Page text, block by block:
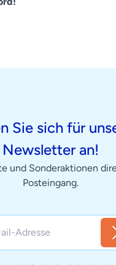
Sie sich für
Newsletter an!
und Sonderaktionen
Posteingang.